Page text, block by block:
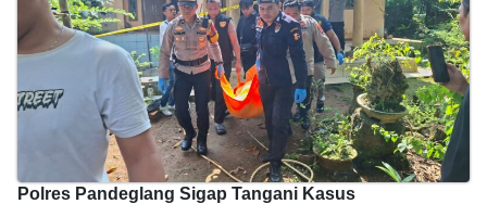
Polres Pandeglang Sigap Tangani Kasus